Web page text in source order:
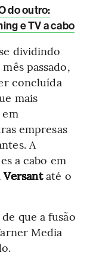
do outro:
e TV a cabo
dividindo
passado,
concluída
mais
empresas
A
a cabo em
Versantaté o
que a fusão
Media